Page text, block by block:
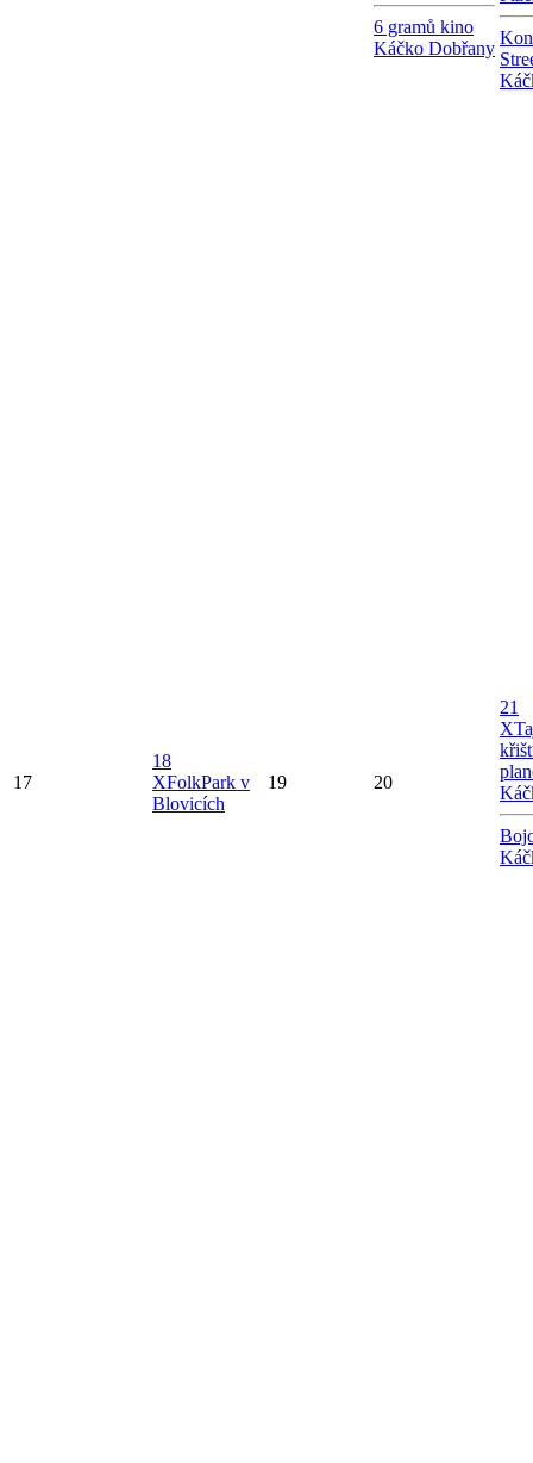
6 gramů kino
Káčko Dobřany
17
18
XFolkPark v
Blovicích
19 20
21
X